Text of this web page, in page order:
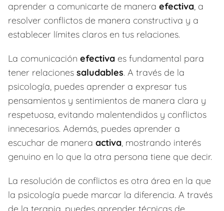
aprender a comunicarte de manera efectiva, a
resolver conflictos de manera constructiva y a
establecer límites claros en tus relaciones.
La comunicación efectiva es fundamental para
tener relaciones saludables. A través de la
psicología, puedes aprender a expresar tus
pensamientos y sentimientos de manera clara y
respetuosa, evitando malentendidos y conflictos
innecesarios. Además, puedes aprender a
escuchar de manera activa, mostrando interés
genuino en lo que la otra persona tiene que decir.
La resolución de conflictos es otra área en la que
la psicología puede marcar la diferencia. A través